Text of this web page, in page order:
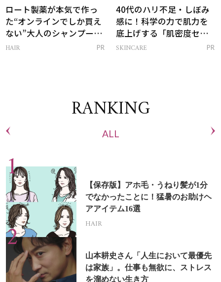
ロート製薬が本気で作っ
た“オンラインでしか買え
ない”大人のシャンプー＆
トリートメントって？
HAIR PR
40代のハリ不足・しぼみ
感に！科学の力で肌力を
底上げする「肌密度セラ
ム」
SKINCARE PR
RANKING
ALL
【保存版】アホ毛・うねり髪が1分
でなかったことに！猛暑のお助けヘ
アアイテム16選
HAIR
山本耕史さん「人生において最優先
は家族」。仕事も無欲に、ストレス
を溜めない生き方